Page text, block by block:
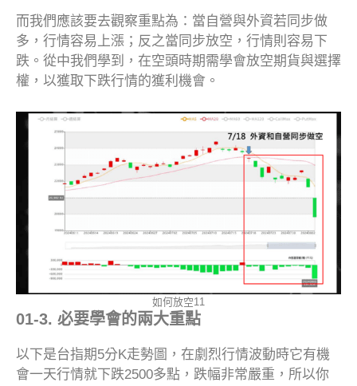
而我們應該要去觀察重點為：當自營與外資若同步做
多，行情容易上漲；反之當同步放空，行情則容易下
跌。從中我們學到，在空頭時期需學會放空期貨與選擇
權，以獲取下跌行情的獲利機會。
如何放空11
01-3. 必要學會的兩大重點
以下是台指期5分K走勢圖，在劇烈行情波動時它有機
會一天行情就下跌2500多點，跌幅非常嚴重，所以你